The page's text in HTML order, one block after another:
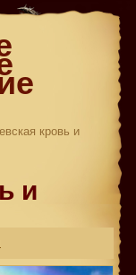
кровь и
и